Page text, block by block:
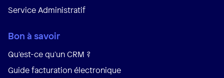
Service Administratif
Bon à savoir
Qu'est-ce qu'un CRM ?
Guide facturation électronique